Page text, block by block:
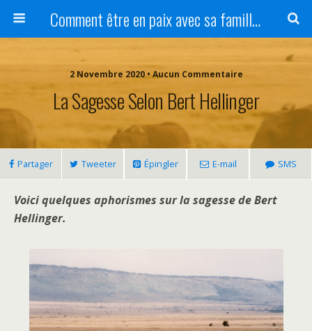
Comment être en paix avec sa famille ?
2 Novembre 2020 • Aucun Commentaire
La Sagesse Selon Bert Hellinger
Partager Tweeter Épingler E-mail SMS
Voici quelques aphorismes sur la sagesse de Bert
Hellinger.